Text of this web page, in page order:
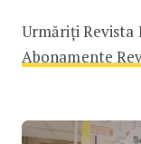
Urmăriți Revista
Abonamente